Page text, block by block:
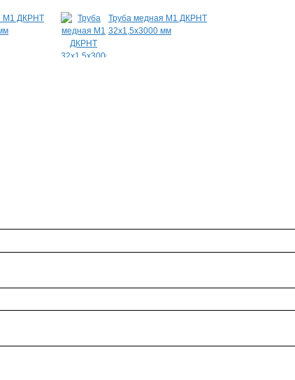
М1 ДКРНТ
Труба медная М1 ДКРНТ
32х1,5х3000 мм